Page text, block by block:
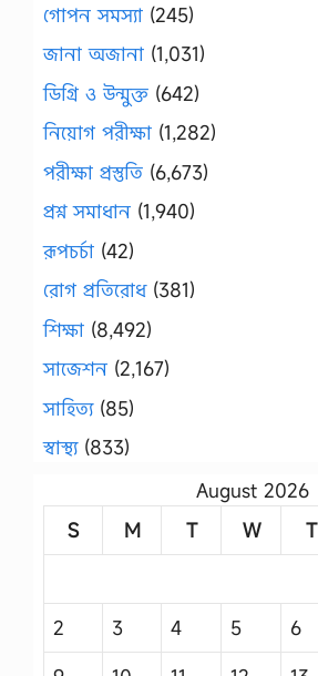
গোপন সমস্যা (245)
জানা অজানা (1,031)
ডিগ্রি ও উন্মুক্ত (642)
নিয়োগ পরীক্ষা (1,282)
পরীক্ষা প্রস্তুতি (6,673)
প্রশ্ন সমাধান (1,940)
রূপচর্চা (42)
রোগ প্রতিরোধ(381)
শিক্ষা (8,492)
সাজেশন (2,167)
সাহিত্য(85)
স্বাস্থ্য(833)
August 2026
S
M T W T
2
3 4 5 6